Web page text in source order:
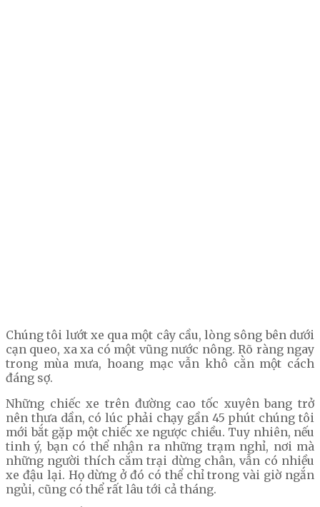
Chúng tôi lướt xe qua một cây cầu, lòng sông bên dưới
cạn queo, xa xa có một vũng nước nông. Rõ ràng ngay
trong mùa mưa, hoang mạc vẫn khô cằn một cách
đáng sợ.
Những chiếc xe trên đường cao tốc xuyên bang trở
nên thưa dần, có lúc phải chạy gần 45 phút chúng tôi
mới bắt gặp một chiếc xe ngược chiều. Tuy nhiên, nếu
tinh ý, bạn có thể nhận ra những trạm nghỉ, nơi mà
những người thích cắm trại dừng chân, vẫn có nhiều
xe đậu lại. Họ dừng ở đó có thể chỉ trong vài giờ ngắn
ngủi, cũng có thể rất lâu tới cả tháng.